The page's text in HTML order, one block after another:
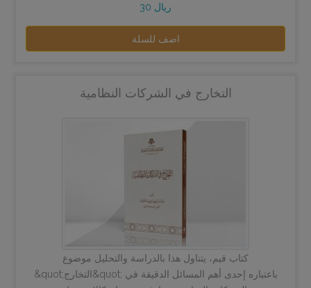
30 ريال
اضف للسلة
التخارج في الشركات النظامية
كتاب قيم، يتناول هذا بالدراسة والتحليل موضوع
&quot;التخارج&quot; باعتباره إحدى أهم المسائل الدقيقة في